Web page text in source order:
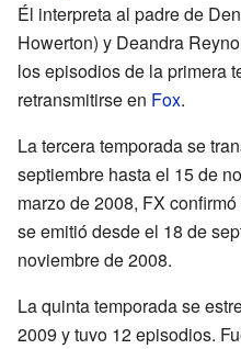
Él interpreta al padre de
Howerton) y Deandra
los episodios de la primera
retransmitirse en Fox.
La tercera temporada se
septiembre hasta el 15 de
marzo de 2008, FX
se emitió desde el 18 de
noviembre de 2008.
La quinta temporada se
2009 y tuvo 12 episodios.